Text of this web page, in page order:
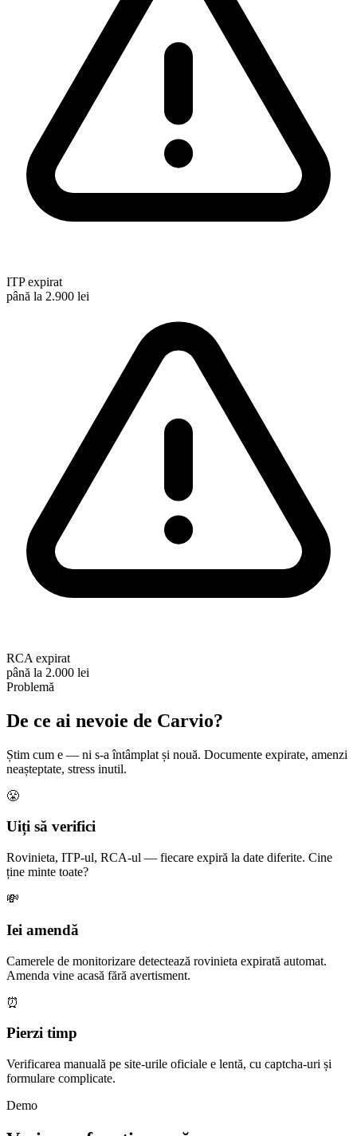
ITP expirat
până la 2.900 lei
RCA expirat
până la 2.000 lei
Problemă
De ce ai nevoie de Carvio?
Știm cum e — ni s-a întâmplat și nouă. Documente expirate, amenzi
neașteptate, stress inutil.
😤
Uiți să verifici
Rovinieta, ITP-ul, RCA-ul — fiecare expiră la date diferite. Cine
ține minte toate?
💸
Iei amendă
Camerele de monitorizare detectează rovinieta expirată automat.
Amenda vine acasă fără avertisment.
⏰
Pierzi timp
Verificarea manuală pe site-urile oficiale e lentă, cu captcha-uri și
formulare complicate.
Demo